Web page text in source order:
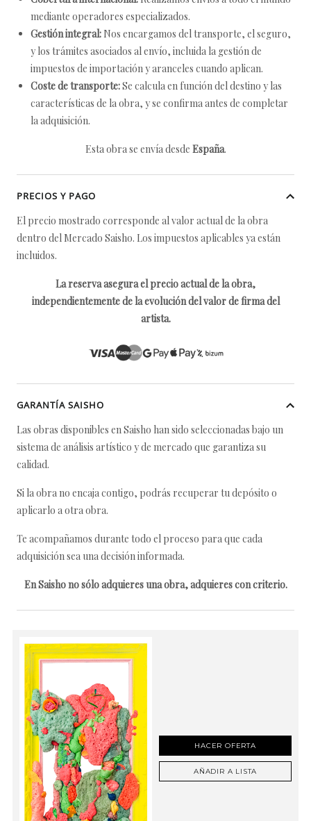
mediante operadores especializados.
Gestión integral: Nos encargamos del transporte, el seguro,
y los trámites asociados al envío, incluida la gestión de
impuestos de importación y aranceles cuando aplican.
Coste de transporte:Se calcula en función del destino y las
características de la obra, y se confirma antes de completar
la adquisición.
Esta obra se envía desde España.
PRECIOS Y PAGO
El precio mostrado corresponde al valor actual de la obra
dentro del Mercado Saisho. Los impuestos aplicables ya están
incluidos.
La reserva asegura el precio actual de la obra,
independientemente de la evolución del valor de firma del
artista.
GARANTÍA SAISHO
Las obras disponibles en Saisho han sido seleccionadas bajo un
sistema de análisis artístico y de mercado que garantiza su
calidad.
Si la obra no encaja contigo, podrás recuperar tu depósito o
aplicarlo a otra obra.
Te acompañamos durante todo el proceso para que cada
adquisición sea una decisión informada.
En Saisho no sólo adquieres una obra, adquieres con criterio.
HACER OFERTA
AÑADIR A LISTA